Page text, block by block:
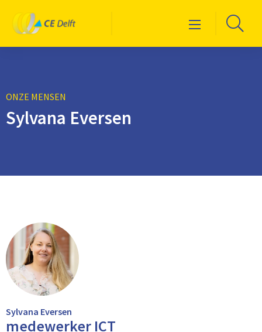
Logo
CE
Delft
Menu Ga
ONZE MENSEN
Sylvana Eversen
Sylvana Eversen
medewerker ICT